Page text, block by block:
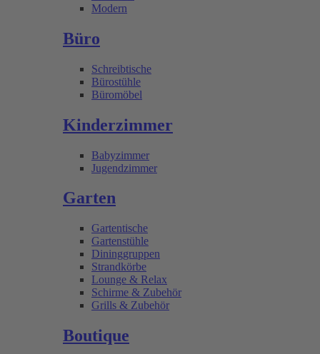
Modern
Büro
Schreibtische
Bürostühle
Büromöbel
Kinderzimmer
Babyzimmer
Jugendzimmer
Garten
Gartentische
Gartenstühle
Dininggruppen
Strandkörbe
Lounge & Relax
Schirme & Zubehör
Grills & Zubehör
Boutique